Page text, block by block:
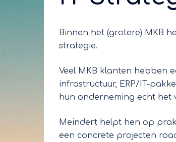
Binnen het (grotere) MKB
strategie.
Veel MKB klanten hebben
infrastructuur, ERP/IT-
hun onderneming echt het
Meindert helpt hen op
een concrete projecten